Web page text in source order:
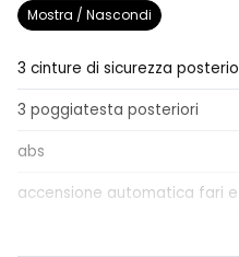
Mostra / Nascondi
3 cinture di sicurezza
3 poggiatesta posteriori
abs
accensione automatica fari